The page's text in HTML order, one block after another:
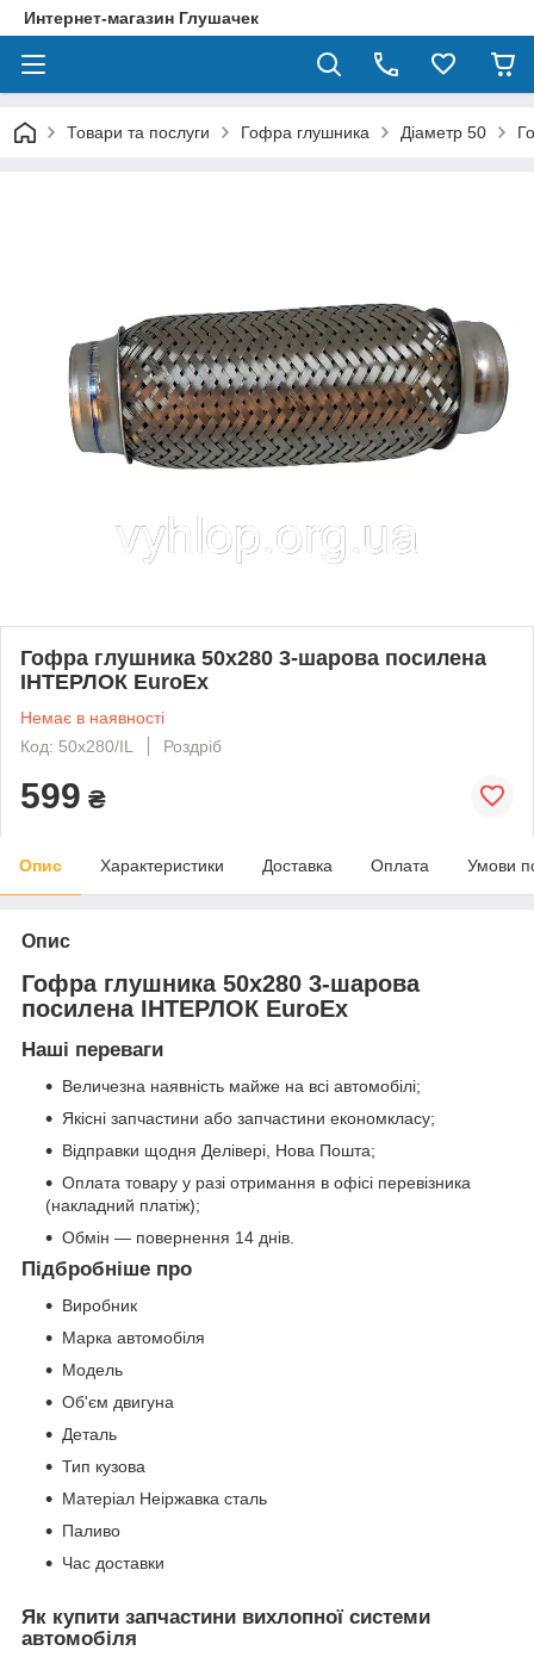
Интернет-магазин Глушачек
Товари та послуги Гофра глушника Діаметр 50
Гофра глушника 50x280 3-шарова посилена
ІНТЕРЛОК EuroEx
Немає в наявності
Код: 50x280/IL
Роздріб
599 ₴
Опис Характеристики Доставка Оплата Умови
Опис
Гофра глушника 50x280 3-шарова
посилена ІНТЕРЛОК EuroEx
Наші переваги
Величезна наявність майже на всі автомобілі;
Якісні запчастини або запчастини економкласу;
Відправки щодня Делівері, Нова Пошта;
Оплата товару у разі отримання в офісі перевізника
(накладний платіж);
Обмін — повернення 14 днів.
Підбробніше про
Виробник
Марка автомобіля
Модель
Об'єм двигуна
Деталь
Тип кузова
Матеріал Неіржавка сталь
Паливо
Час доставки
Як купити запчастини вихлопної системи
автомобіля